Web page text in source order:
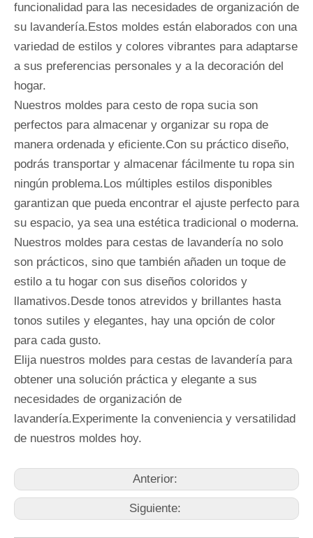
funcionalidad para las necesidades de organización de
su lavandería.Estos moldes están elaborados con una
variedad de estilos y colores vibrantes para adaptarse
a sus preferencias personales y a la decoración del
hogar.
Nuestros moldes para cesto de ropa sucia son
perfectos para almacenar y organizar su ropa de
manera ordenada y eficiente.Con su práctico diseño,
podrás transportar y almacenar fácilmente tu ropa sin
ningún problema.Los múltiples estilos disponibles
garantizan que pueda encontrar el ajuste perfecto para
su espacio, ya sea una estética tradicional o moderna.
Nuestros moldes para cestas de lavandería no solo
son prácticos, sino que también añaden un toque de
estilo a tu hogar con sus diseños coloridos y
llamativos.Desde tonos atrevidos y brillantes hasta
tonos sutiles y elegantes, hay una opción de color
para cada gusto.
Elija nuestros moldes para cestas de lavandería para
obtener una solución práctica y elegante a sus
necesidades de organización de
lavandería.Experimente la conveniencia y versatilidad
de nuestros moldes hoy.
Anterior:
Siguiente: